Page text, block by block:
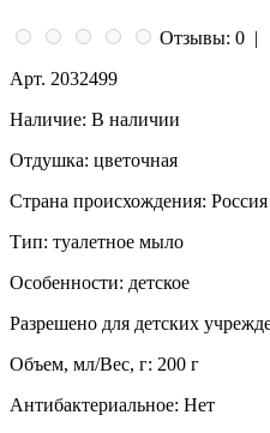
Отзывы: 0 |
Арт. 2032499
Наличие: В наличии
Отдушка: цветочная
Страна происхождения: Россия
Тип: туалетное мыло
Особенности: детское
Разрешено для детских
Объем, мл/Вес, г: 200 г
Антибактериальное: Нет